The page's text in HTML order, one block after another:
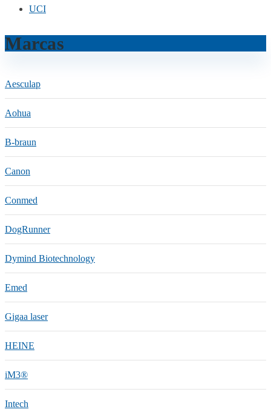
UCI
Marcas
Aesculap
Aohua
B-braun
Canon
Conmed
DogRunner
Dymind Biotechnology
Emed
Gigaa laser
HEINE
iM3®️
Intech